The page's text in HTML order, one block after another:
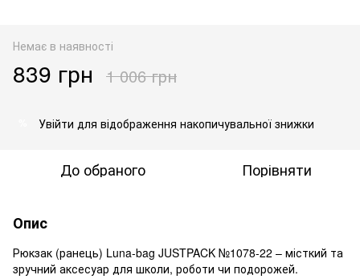
Немає в наявності
839 грн 1 006 грн
Увійти для відображення накопичувальної знижки
До обраного Порівняти
Опис
Рюкзак (ранець) Luna-bag JUSTPACK №1078-22 – місткий та
зручний аксесуар для школи, роботи чи подорожей.